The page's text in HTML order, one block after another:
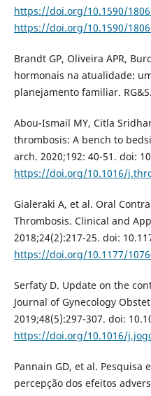
https://doi.org/10.1590/
https://doi.org/10.1590/
Brandt GP, Oliveira APR,
hormonais na atualidade:
planejamento familiar.
Abou-Ismail MY, Citla
thrombosis: A bench to
arch. 2020;192: 40-51. doi:
https://doi.org/10.1016/
Gialeraki A, et al. Oral
Thrombosis. Clinical and
2018;24(2):217-25. doi:
https://doi.org/10.1177/
Serfaty D. Update on the
Journal of Gynecology
2019;48(5):297-307. doi:
https://doi.org/10.1016/
Pannain GD, et al. Pesquisa
percepção dos efeitos